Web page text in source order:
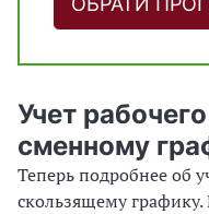
Учет
сменному
Теперь подробнее об
скользящему графику.